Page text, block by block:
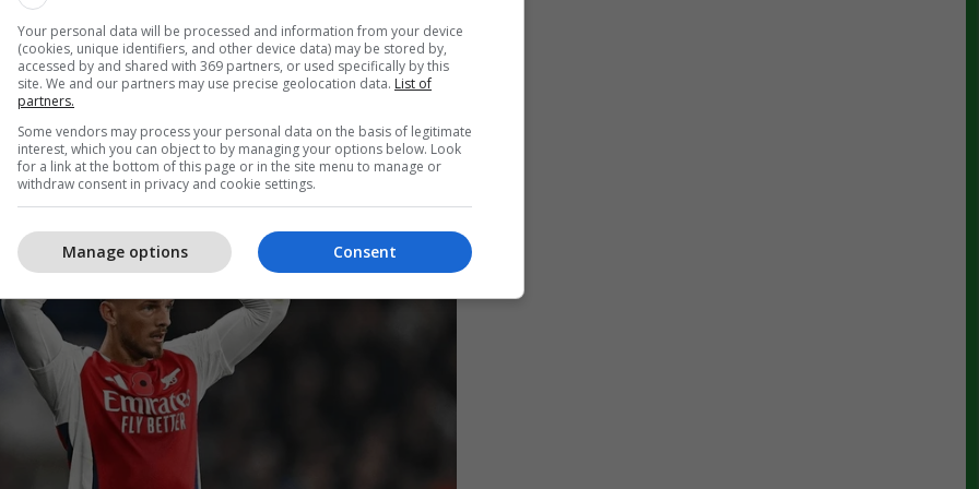
për disa muaj fatkeqësisht. Ka pasur disa
nuk ka qenë kurrë problemi i njëjtë”.
një vendim, nuk është përmirësuar gjatë
fatkeqësisht”.
Your personal data will be processed and information from your device
(cookies, unique identifiers, and other device data) may be stored by,
accessed by and shared with 369 partners, or used specifically by this
site. We and our partners may use precise geolocation data. List of
partners.
Some vendors may process your personal data on the basis of legitimate
interest, which you can object to by managing your options below. Look
for a link at the bottom of this page or in the site menu to manage or
withdraw consent in privacy and cookie settings.
Consent
Manage options